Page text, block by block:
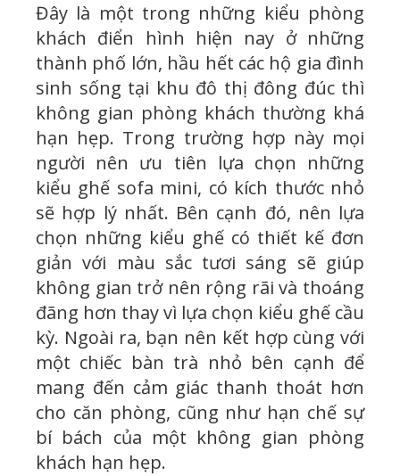
Đây là một trong những kiểu phòng
khách điển hình hiện nay ở những
thành phố lớn, hầu hết các hộ gia đình
sinh sống tại khu đô thị đông đúc thì
không gian phòng khách thường khá
hạn hẹp. Trong trường hợp này mọi
người nên ưu tiên lựa chọn những
kiểu ghế sofa mini, có kích thước nhỏ
sẽ hợp lý nhất. Bên cạnh đó, nên lựa
chọn những kiểu ghế có thiết kế đơn
giản với màu sắc tươi sáng sẽ giúp
không gian trở nên rộng rãi và thoáng
đãng hơn thay vì lựa chọn kiểu ghế cầu
kỳ. Ngoài ra, bạn nên kết hợp cùng với
một chiếc bàn trà nhỏ bên cạnh để
mang đến cảm giác thanh thoát hơn
cho căn phòng, cũng như hạn chế sự
bí bách của một không gian phòng
khách hạn hẹp.